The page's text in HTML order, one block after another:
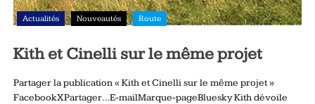
Actualités Nouveautés Route
Kith et Cinelli sur le même projet
Partager la publication « Kith et Cinelli sur le même projet »
FacebookXPartager…E-mailMarque-pageBluesky Kith dévoile